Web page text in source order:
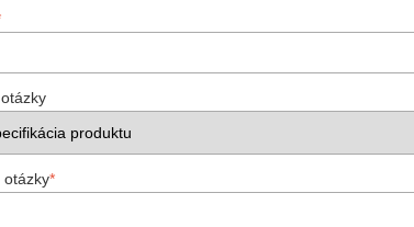
otázky*